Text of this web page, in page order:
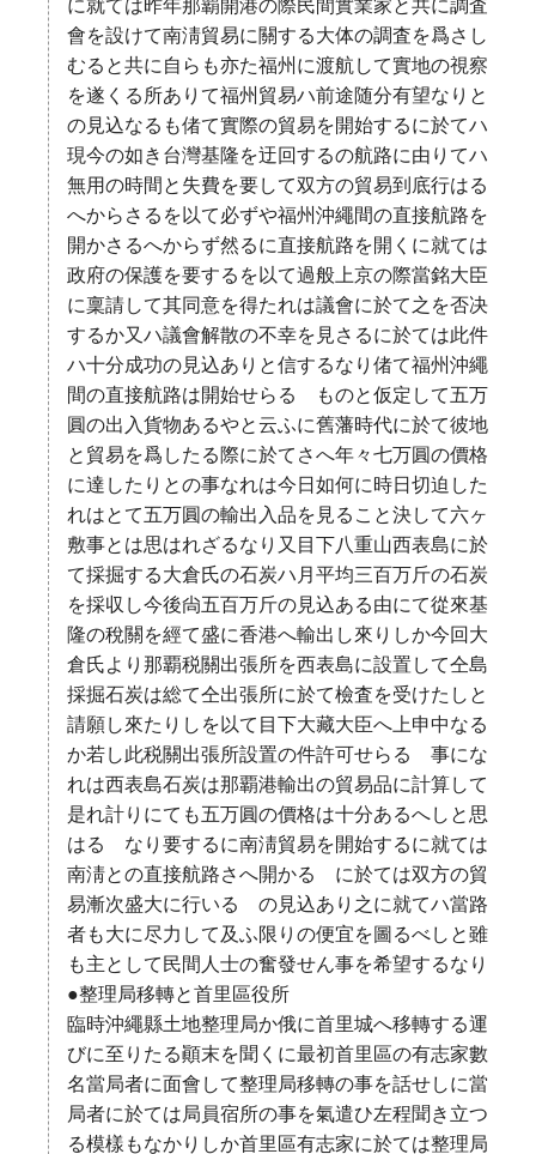
に就ては昨年那覇開港の際民間實業家と共に調査
會を設けて南淸貿易に關する大体の調査を爲さし
むると共に自らも亦た福州に渡航して實地の視察
を遂くる所ありて福州貿易ハ前途随分有望なりと
の見込なるも偖て實際の貿易を開始するに於てハ
現今の如き台灣基隆を迂回するの航路に由りてハ
無用の時間と失費を要して双方の貿易到底行はる
へからさるを以て必ずや福州沖繩間の直接航路を
開かさるへからず然るに直接航路を開くに就ては
政府の保護を要するを以て過般上京の際當銘大臣
に稟請して其同意を得たれは議會に於て之を否决
するか又ハ議會解散の不幸を見さるに於ては此件
ハ十分成功の見込ありと信するなり偖て福州沖繩
間の直接航路は開始せらるゝものと仮定して五万
圓の出入貨物あるやと云ふに舊藩時代に於て彼地
と貿易を爲したる際に於てさへ年々七万圓の價格
に達したりとの事なれは今日如何に時日切迫した
れはとて五万圓の輸出入品を見ること決して六ヶ
敷事とは思はれざるなり又目下八重山西表島に於
て採掘する大倉氏の石炭ハ月平均三百万斤の石炭
を採収し今後尙五百万斤の見込ある由にて從來基
隆の稅關を經て盛に香港へ輸出し來りしか今回大
倉氏より那覇税關出張所を西表島に設置して仝島
採掘石炭は総て仝出張所に於て檢査を受けたしと
請願し來たりしを以て目下大藏大臣へ上申中なる
か若し此税關出張所設置の件許可せらるゝ事にな
れは西表島石炭は那覇港輸出の貿易品に計算して
是れ計りにても五万圓の價格は十分あるへしと思
はるゝなり要するに南淸貿易を開始するに就ては
南淸との直接航路さへ開かるゝに於ては双方の貿
易漸次盛大に行いるゝの見込あり之に就てハ當路
者も大に尽力して及ふ限りの便宜を圖るべしと雖
も主として民間人士の奮發せん事を希望するなり
●整理局移轉と首里區役所
臨時沖繩縣土地整理局か俄に首里城へ移轉する運
びに至りたる顚末を聞くに最初首里區の有志家數
名當局者に面會して整理局移轉の事を話せしに當
局者に於ては局員宿所の事を氣遣ひ左程聞き立つ
る模樣もなかりしか首里區有志家に於ては整理局